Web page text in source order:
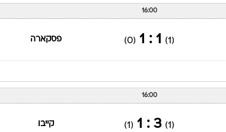
16:00
(1)
1 : 1
(0) פסקארה
16:00
(1)
3 : 1
(1) קייבו